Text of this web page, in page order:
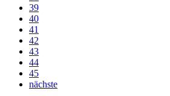
39
40
41
42
43
44
45
nächste